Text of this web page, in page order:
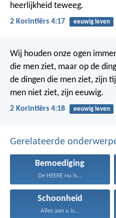
heerlijkheid teweeg.
2 Korintiërs 4:17 eeuwig leven
Wij houden onze ogen
die men ziet, maar op de
de dingen die men ziet, zijn
men niet ziet, zijn eeuwig.
2 Korintiërs 4:18 eeuwig leven
Gerelateerde
Bemoediging
De HEERE nu is...
Schoonheid
Alles aan u is...